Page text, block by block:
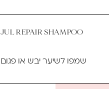
JUL REPAIR SHAMPOO
שמפו לשיער יבש או פגום